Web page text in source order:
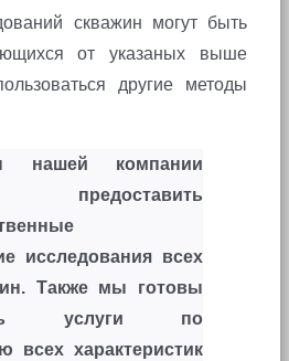
скважин могут быть
от указаных выше
другие методы
нашей компании
исследования всех
Также мы готовы
услуги по
всех характеристик